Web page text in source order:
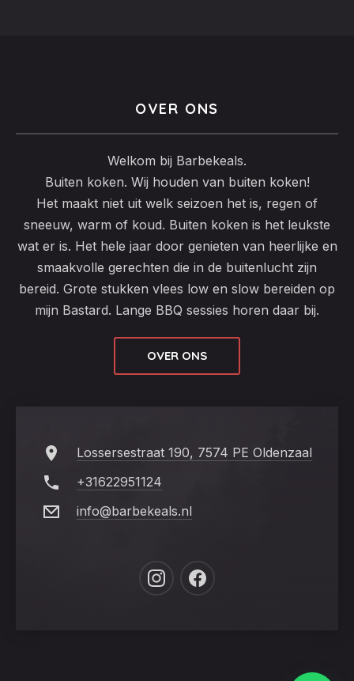
OVER ONS
Welkom bij Barbekeals.
Buiten koken. Wij houden van buiten koken!
Het maakt niet uit welk seizoen het is, regen of
sneeuw, warm of koud. Buiten koken is het leukste
wat er is. Het hele jaar door genieten van heerlijke en
smaakvolle gerechten die in de buitenlucht zijn
bereid. Grote stukken vlees low en slow bereiden op
mijn Bastard. Lange BBQ sessies horen daar bij.
OVER ONS
Lossersestraat 190, 7574 PE Oldenzaal
+31622951124
info@barbekeals.nl
New
New